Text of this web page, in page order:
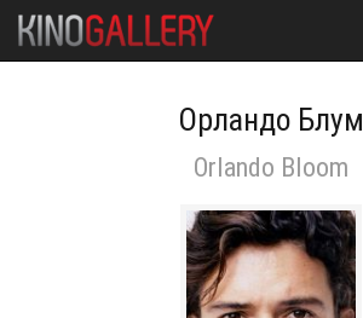
Орландо Блум
Orlando Bloom